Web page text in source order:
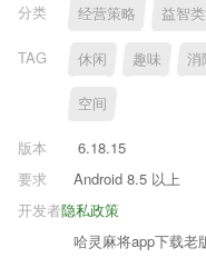
分类
经营策略 益智
TAG 休闲 趣味 消
空间
版本
6.18.15
要求
Android 8.5 以上
隐私政策
开发者
哈灵麻将app下载老